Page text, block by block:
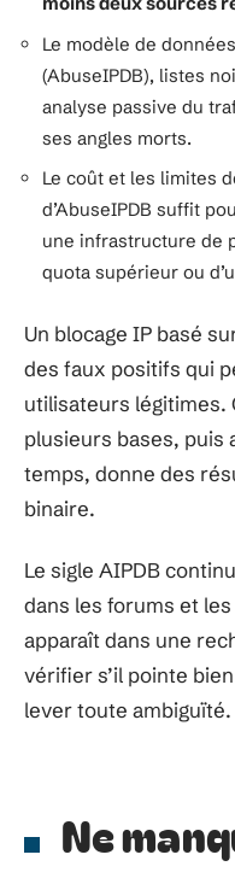
Le modèle de
(AbuseIPDB), listes
analyse passive du
ses angles morts.
Le coût et les limites
d’AbuseIPDB suffit
une infrastructure de
quota supérieur ou
Un blocage IP basé
des faux positifs qui
utilisateurs légitimes.
plusieurs bases, puis
temps, donne des
binaire.
Le sigle AIPDB
dans les forums et
apparaît dans une
vérifier s’il pointe
lever toute ambiguïté.
Ne